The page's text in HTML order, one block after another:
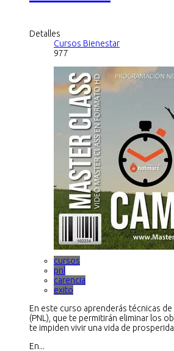
Detalles
Cursos Bienestar
977
cursos
pnl
carencia
exito
En este curso aprenderás técnicas
(PNL), que te permitirán eliminar los
te impiden vivir una vida de
En...